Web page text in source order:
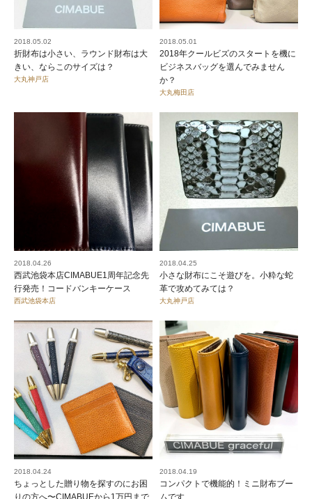
2018.05.02
折財布は小さい、ラウンド財布は大
きい、ならこのサイズは？
大丸神戸店
2018.05.01
2018年クールビズのスタートを機に
ビジネスバッグを選んでみません
か？
大丸梅田店
2018.04.26
西武池袋本店CIMABUE1周年記念先
行発売！コードバンキーケース
西武池袋本店
2018.04.25
小さな財布にこそ遊びを。小粋な蛇
革で攻めてみては？
大丸神戸店
2018.04.24
ちょっとした贈り物を探すのにお困
りの方へ〜CIMABUEから1万円まで
2018.04.19
コンパクトで機能的！ミニ財布ブー
ムです